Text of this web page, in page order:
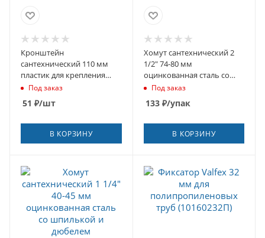
Кронштейн
сантехнический 110 мм
пластик для крепления
фановых труб
Под заказ
51 ₽/шт
В КОРЗИНУ
Хомут сантехнический 2
1/2" 74-80 мм
оцинкованная сталь со
шпилькой и дюбелем
Под заказ
133₽/упак
В КОРЗИНУ